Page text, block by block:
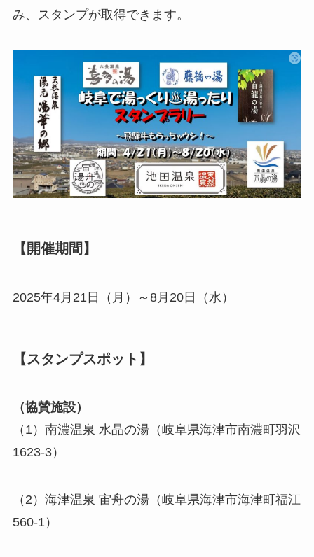
み、スタンプが取得できます。
【開催期間】
2025年4月21日（月）～8月20日（水）
【スタンプスポット】
（協賛施設）
（1）南濃温泉 水晶の湯（岐阜県海津市南濃町羽沢
1623-3）
（2）海津温泉 宙舟の湯（岐阜県海津市海津町福江
560-1）